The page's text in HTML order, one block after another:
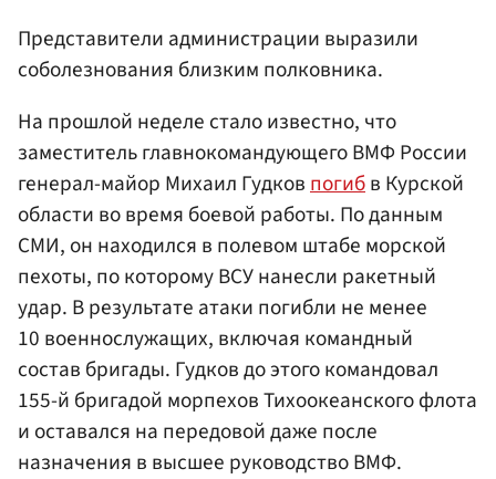
Представители администрации выразили
соболезнования близким полковника.
На прошлой неделе стало известно, что
заместитель главнокомандующего ВМФ России
генерал-майор Михаил Гудковпогибв Курской
области во время боевой работы. По данным
СМИ, он находился в полевом штабе морской
пехоты, по которому ВСУ нанесли ракетный
удар. В результате атаки погибли не менее
10 военнослужащих, включая командный
состав бригады. Гудков до этого командовал
155-й бригадой морпехов Тихоокеанского флота
и оставался на передовой даже после
назначения в высшее руководство ВМФ.